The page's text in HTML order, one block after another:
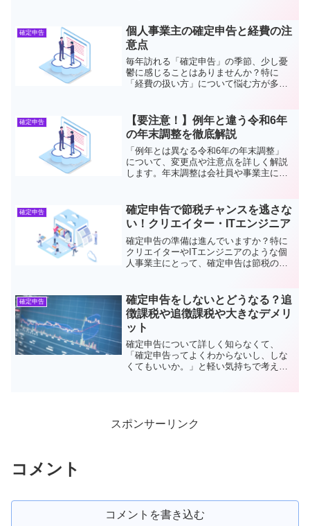
使えるので、これから青色申告の55万円
控除や65万円控除を目...
確定申告
個人事業主の確定申告と経費の注
意点
毎年訪れる「確定申告」の季節、少し憂
鬱に感じることはありませんか？特に
「経費の扱い方」について悩む方が多い
ズに進め、税務トラブルを避けるための
コツをお伝えします。確定申...
確定申告
【要注意！】例年と違う令和6年
の年末調整を徹底解説
「例年とは異なる令和6年の年末調整」
について、変更点や注意点を詳しく解説
します。年末調整は会社員や事業主にと
ていますので、ぜひ最後までお読みくだ
さい。年末調整と確...
確定申告
確定申告で節税チャンスを逃さな
い！クリエイター・ITエンジニア
確定申告の準備は進んでいますか？特に
クリエイターやITエンジニアのような個
人事業主にとって、確定申告は節税のチ
節税メリットを逃してしまうことも…。
今回は、皆さんが押さえ...
確定申告
確定申告をしないとどうなる？追
徴課税や追徴課税や大きなデメリ
ット
確定申告について詳しく知らなくて、
「確定申告ってよくわからないし、しな
くてもいいか。」と軽い気持ちで考えて
スポンサーリンク
コメント
コメントを書き込む